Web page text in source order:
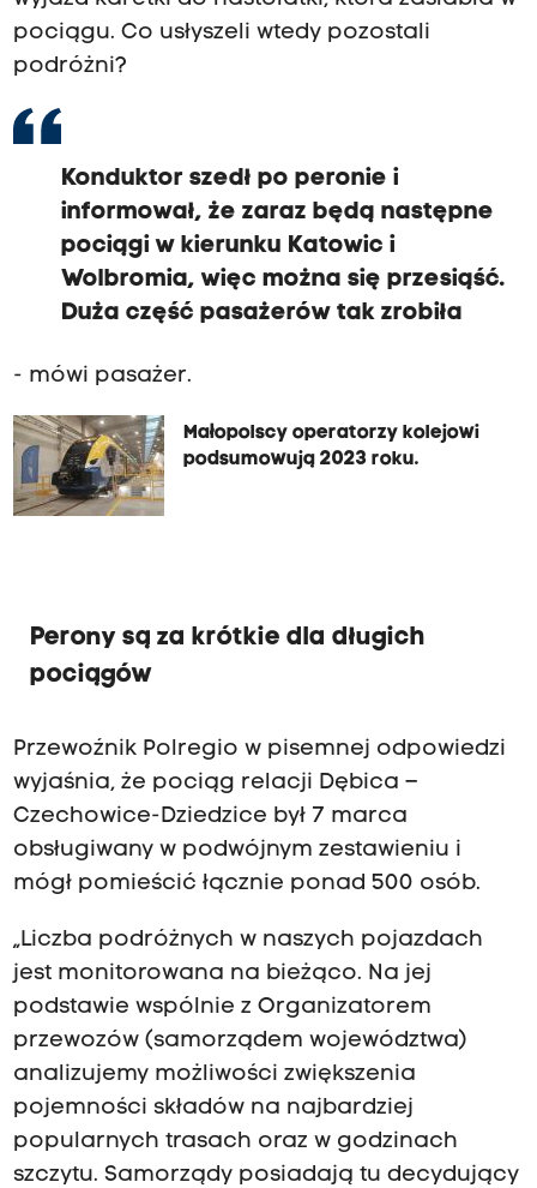
pociągu. Co usłyszeli wtedy pozostali
podróżni?
Konduktor szedł po peronie i
informował, że zaraz będą następne
pociągi w kierunku Katowic i
Wolbromia, więc można się przesiąść.
Duża część pasażerów tak zrobiła
- mówi pasażer.
Małopolscy operatorzy kolejowi
podsumowują 2023 roku.
Perony są za krótkie dla długich
pociągów
Przewoźnik Polregio w pisemnej odpowiedzi
wyjaśnia, że pociąg relacji Dębica –
Czechowice-Dziedzice był 7 marca
obsługiwany w podwójnym zestawieniu i
mógł pomieścić łącznie ponad 500 osób.
„Liczba podróżnych w naszych pojazdach
jest monitorowana na bieżąco. Na jej
podstawie wspólnie z Organizatorem
przewozów (samorządem województwa)
analizujemy możliwości zwiększenia
pojemności składów na najbardziej
popularnych trasach oraz w godzinach
szczytu. Samorządy posiadają tu decydujący